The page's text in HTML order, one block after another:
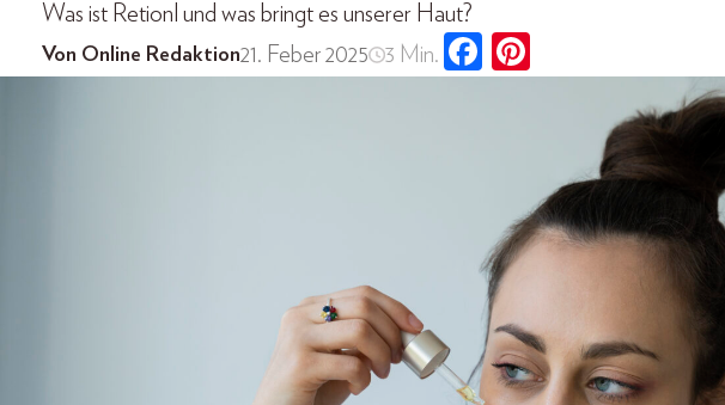
Was ist Retionl und was bringt es unserer Haut?
Von Online Redaktion21. Feber 2025 3 Min.